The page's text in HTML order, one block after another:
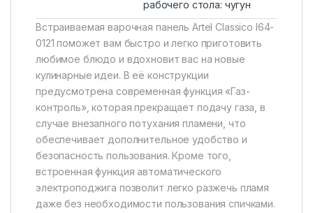
рабочего стола: чугун
Встраиваемая варочная панель Artel Classico I64-
0121 поможет вам быстро и легко приготовить
любимое блюдо и вдохновит вас на новые
кулинарные идеи. В её конструкции
предусмотрена современная функция «Газ-
контроль», которая прекращает подачу газа, в
случае внезапного потухания пламени, что
обеспечивает дополнительное удобство и
безопасность пользования. Кроме того,
встроенная функция автоматического
электроподжига позволит легко разжечь пламя
даже без необходимости пользования спичками.